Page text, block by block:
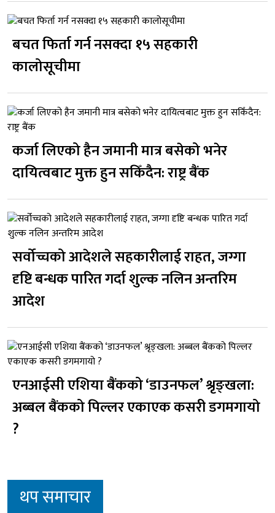
बचत फिर्ता गर्न नसक्दा १५ सहकारी
कालोसूचीमा
कर्जा लिएको हैन जमानी मात्र बसेको भनेर
दायित्वबाट मुक्त हुन सकिँदैन: राष्ट्र बैंक
सर्वोच्चको आदेशले सहकारीलाई राहत, जग्गा
दृष्टि बन्धक पारित गर्दा शुल्क नलिन अन्तरिम
आदेश
एनआईसी एशिया बैंकको ‘डाउनफल’ श्रृङ्खला:
अब्बल बैंकको पिल्लर एकाएक कसरी डगमगायो
?
थप समाचार